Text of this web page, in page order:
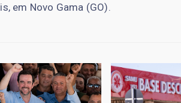
em Novo Gama (GO).